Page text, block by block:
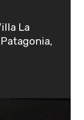
La